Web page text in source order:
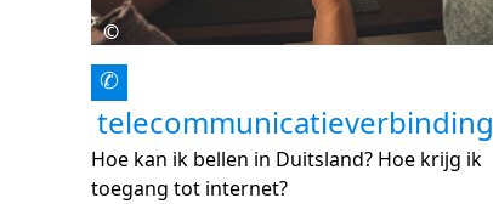
©
✆
telecommunicatieverbinding
Hoe kan ik bellen in Duitsland? Hoe krijg ik
toegang tot internet?